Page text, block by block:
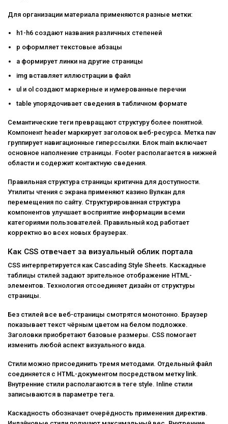
Для организации материала применяются разные метки:
h1-h6 создают названия различных степеней
p оформляет текстовые абзацы
a формирует линки на другие страницы
img вставляет иллюстрации в файл
ul и ol создают маркерные и нумерованные перечни
table упорядочивает сведения в табличном формате
Семантические теги превращают структуру более понятной.
Компонент header маркирует заголовок веб-ресурса. Метка nav
группирует навигационные гиперссылки. Блок main включает
основное наполнение страницы. Footer располагается в нижней
области и содержит контактную сведения.
Правильная структура страницы критична для доступности.
Утилиты чтения с экрана применяют казино Вулкан для
перемещения по сайту. Структурированная структура
компонентов улучшает восприятие информации всеми
категориями пользователей. Правильный код работает
корректно во всех новых браузерах.
Как CSS отвечает за визуальный облик портала
CSS интерпретируется как Cascading Style Sheets. Каскадные
таблицы стилей задают зрительное отображение HTML-
элементов. Технология отсоединяет дизайн от структуры
страницы.
Без стилей все веб-страницы смотрятся монотонно. Браузер
показывает текст чёрным цветом на белом подложке.
Заголовки приобретают базовые размеры. CSS помогает
изменить любой аспект визуального вида.
Стили можно присоединить тремя методами. Отдельный файл
соединяется с HTML-документом посредством метку link.
Внутренние стили располагаются в теге style. Inline стили
записываются в параметре тега.
Каскадность обозначает очерёдность применения директив.